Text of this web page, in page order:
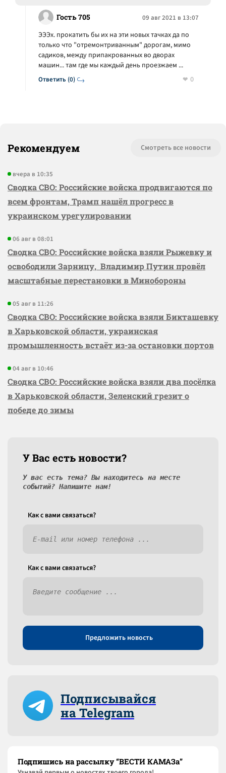
Гость 705 09 авг 2021 в 13:07
Ответить (0)
ЭЭЭх. прокатить бы их на эти новых тачках да по
только что "отремонтриванным" дорогам, мимо
садиков, между припакрованных во дворах
машин... там где мы каждый день проезжаем ...
0
Рекомендуем Смотреть все новости
вчера в 10:35
Сводка СВО: Российские войска продвигаются по
всем фронтам, Трамп нашёл прогресс в
украинском урегулировании
06 авг в 08:01
Сводка СВО: Российские войска взяли Рыжевку и
освободили Зарницу, Владимир Путин провёл
масштабные перестановки в Минобороны
05 авг в 11:26
Сводка СВО: Российские войска взяли Бикташевку
в Харьковской области, украинская
промышленность встаёт из-за остановки портов
04 авг в 10:46
Сводка СВО: Российские войска взяли два посёлка
в Харьковской области, Зеленский грезит о
победе до зимы
У Вас есть новости?
У вас есть тема? Вы находитесь на месте
событий? Напишите нам!
Как c вами связаться?
Как c вами связаться?
Предложить новость
Подписывайся
на Telegram
Подпишись на рассылку “ВЕСТИ КАМАЗа”